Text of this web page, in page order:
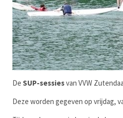
De SUP-sessiesvan VVW
Deze worden gegeven op vrijdag,